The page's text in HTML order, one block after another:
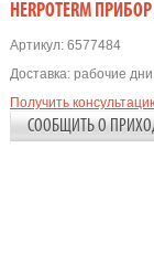
HERPOTERM
Артикул:6577484
Доставка: рабочие
Получить
СООБЩИТЬ О